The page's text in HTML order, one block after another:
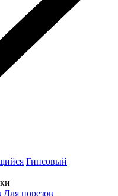
Гипсовый
Для порезов